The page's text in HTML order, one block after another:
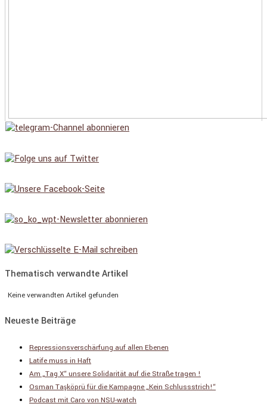
Thematisch verwandte Artikel
Keine verwandten Artikel gefunden
Neueste Beiträge
Repressionsverschärfung auf allen Ebenen
Latife muss in Haft
Am „Tag X“ unsere Solidarität auf die Straße tragen !
Osman Taşköprü für die Kampagne „Kein Schlussstrich!“
Podcast mit Caro von NSU-watch